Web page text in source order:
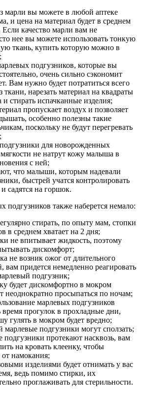
марли вы можете в любой аптеке
и цена на материал будет в среднем
Если качество марли вам не
нее вы можете использовать тонкую
ткань, купить которую можно в
подгузников, которые вы
очень сильно сэкономит
Вам нужно будет потратиться всего
ткани, нарезать материал на квадраты
стирать испачканные изделия;
пропускает воздух и позволяет
особенно полезны такие
поскольку не будут перегревать
для новорожденных
мягкости не натрут кожу малыша в
с ней;
что малыши, которым надевали
быстрей учатся контролировать
садятся на горшок.
подгузников также наберется немало:
стирать, по опыту мам, стопки
в среднем хватает на 2 дня;
не впитывает жидкость, поэтому
дискомфорт;
не возник ожог от длительного
вам придется немедленно реагировать
подгузник;
будет дискомфортно в мокром
неоднократно просыпаться по ночам;
марлевых подгузников
время прогулок в прохладные дни,
гулять в мокром будет вредно;
марлевые подгузники могут сползать;
подгузники протекают насквозь, вам
на кровать клеенку, чтобы
от намокания;
изделиями будет отнимать у вас
ведь помимо стирки, их
проглаживать для стерильности.